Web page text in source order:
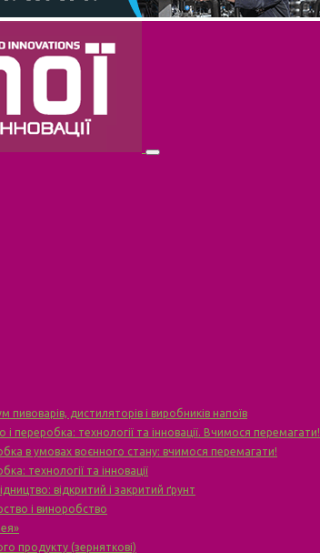
дистиляторів і виробників напоїв
і переробка: технології та інновації. Вчимося перемагати!
в умовах воєнного стану: вчимося перемагати!
технології та інновації
відкритий і закритий ґрунт
і виноробство
продукту (зерняткові)